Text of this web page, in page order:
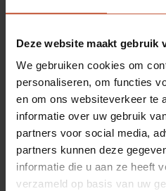
Deze website maakt gebruik
We gebruiken cookies om
personaliseren, om functies
en om ons websiteverkeer te
informatie over uw gebruik
partners voor social media,
partners kunnen deze
informatie die u aan ze heeft
verzameld op basis van uw
Deel